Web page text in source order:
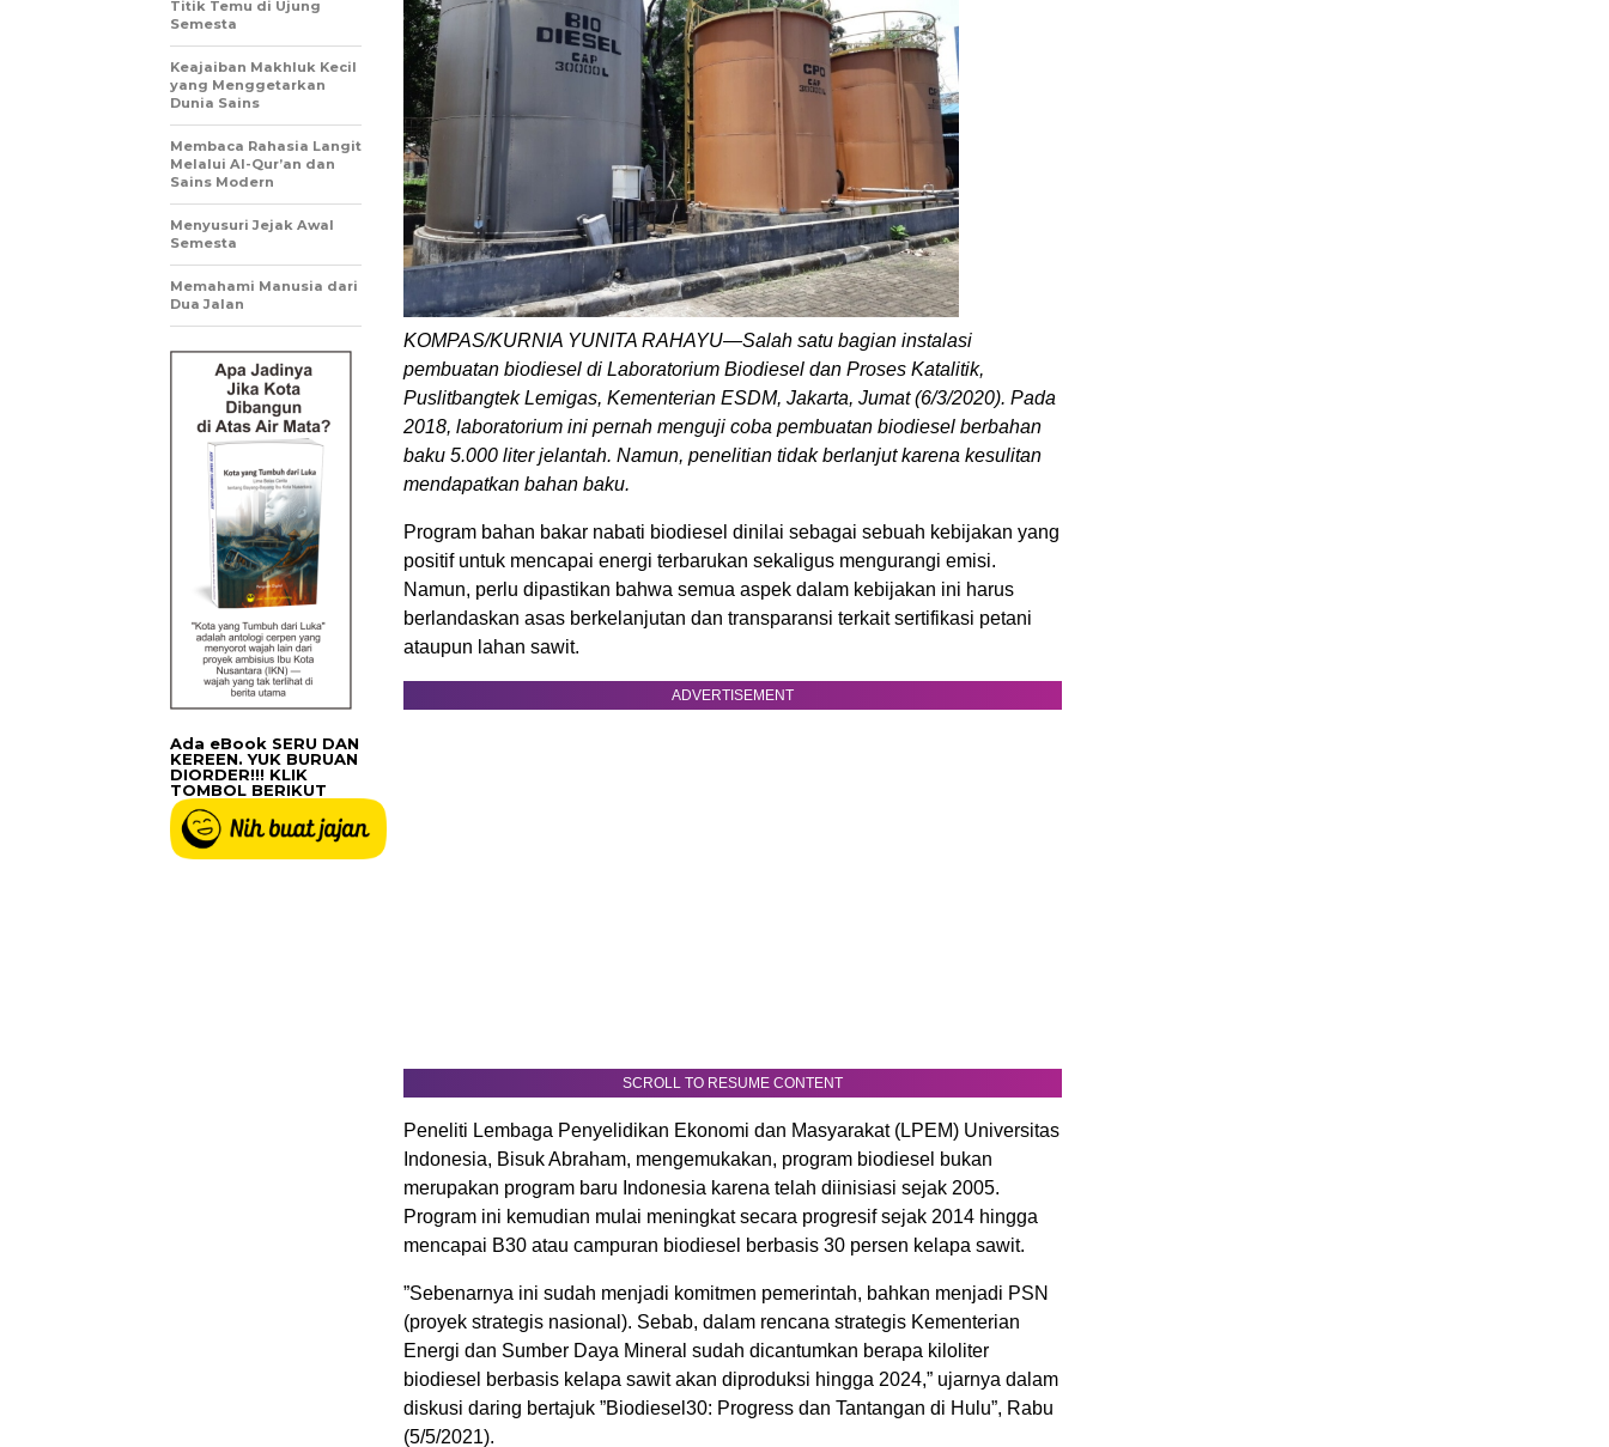
KOMPAS/KURNIA YUNITA RAHAYU—Salah satu bagian instalasi
pembuatan biodiesel di Laboratorium Biodiesel dan Proses Katalitik,
Puslitbangtek Lemigas, Kementerian ESDM, Jakarta, Jumat (6/3/2020). Pada
2018, laboratorium ini pernah menguji coba pembuatan biodiesel berbahan
baku 5.000 liter jelantah. Namun, penelitian tidak berlanjut karena kesulitan
mendapatkan bahan baku.
Program bahan bakar nabati biodiesel dinilai sebagai sebuah kebijakan yang
positif untuk mencapai energi terbarukan sekaligus mengurangi emisi.
Namun, perlu dipastikan bahwa semua aspek dalam kebijakan ini harus
berlandaskan asas berkelanjutan dan transparansi terkait sertifikasi petani
ataupun lahan sawit.
ADVERTISEMENT
SCROLL TO RESUME CONTENT
Peneliti Lembaga Penyelidikan Ekonomi dan Masyarakat (LPEM) Universitas
Indonesia, Bisuk Abraham, mengemukakan, program biodiesel bukan
merupakan program baru Indonesia karena telah diinisiasi sejak 2005.
Program ini kemudian mulai meningkat secara progresif sejak 2014 hingga
mencapai B30 atau campuran biodiesel berbasis 30 persen kelapa sawit.
”Sebenarnya ini sudah menjadi komitmen pemerintah, bahkan menjadi PSN
(proyek strategis nasional). Sebab, dalam rencana strategis Kementerian
Energi dan Sumber Daya Mineral sudah dicantumkan berapa kiloliter
biodiesel berbasis kelapa sawit akan diproduksi hingga 2024,” ujarnya dalam
diskusi daring bertajuk ”Biodiesel30: Progress dan Tantangan di Hulu”, Rabu
(5/5/2021).
Titik Temu di Ujung
Semesta
Keajaiban Makhluk Kecil
yang Menggetarkan
Dunia Sains
Membaca Rahasia Langit
Melalui Al-Qur’an dan
Sains Modern
Menyusuri Jejak Awal
Semesta
Memahami Manusia dari
Dua Jalan
Ada eBook SERU DAN
KEREEN. YUK BURUAN
DIORDER!!! KLIK
TOMBOL BERIKUT